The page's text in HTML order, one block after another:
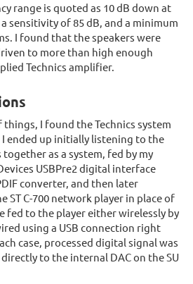
range is quoted as 10 dB down at
sensitivity of 85 dB, and a minimum
I found that the speakers were
to more than high enough
Technics amplifier.
I found the Technics system
I ended up initially listening to the
as a system, fed by my
USBPre2 digital interface
converter, and then later
C-700 network player in place of
fed to the player either wirelessly by
using a USB connection right
case, processed digital signal was
to the internal DAC on the SU